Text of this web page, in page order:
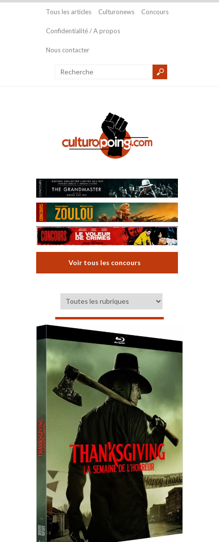
Tous les articles Culturonews Concours
Confidentialité / A propos
Nous contacter
Voir tous les concours